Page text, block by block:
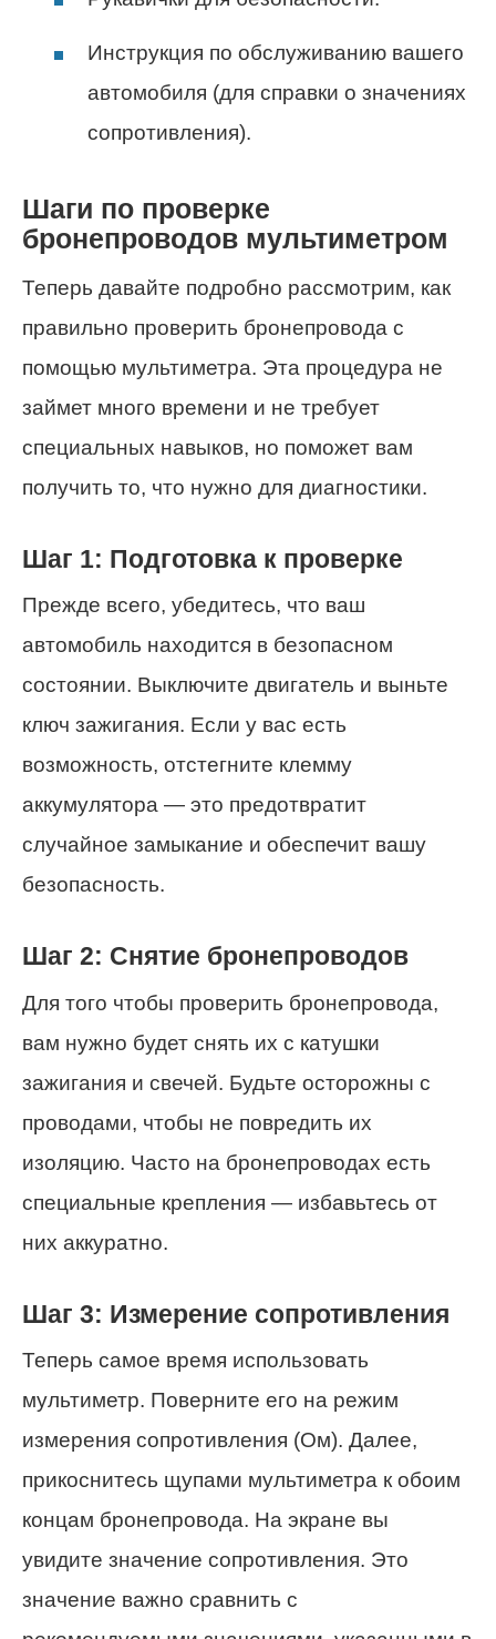
Инструкция по обслуживанию вашего
автомобиля (для справки о значениях
сопротивления).
Шаги по проверке
бронепроводов мультиметром
Теперь давайте подробно рассмотрим, как
правильно проверить бронепровода с
помощью мультиметра. Эта процедура не
займет много времени и не требует
специальных навыков, но поможет вам
получить то, что нужно для диагностики.
Шаг 1: Подготовка к проверке
Прежде всего, убедитесь, что ваш
автомобиль находится в безопасном
состоянии. Выключите двигатель и выньте
ключ зажигания. Если у вас есть
возможность, отстегните клемму
аккумулятора — это предотвратит
случайное замыкание и обеспечит вашу
безопасность.
Шаг 2: Снятие бронепроводов
Для того чтобы проверить бронепровода,
вам нужно будет снять их с катушки
зажигания и свечей. Будьте осторожны с
проводами, чтобы не повредить их
изоляцию. Часто на бронепроводах есть
специальные крепления — избавьтесь от
них аккуратно.
Шаг 3: Измерение сопротивления
Теперь самое время использовать
мультиметр. Поверните его на режим
измерения сопротивления (Ом). Далее,
прикоснитесь щупами мультиметра к обоим
концам бронепровода. На экране вы
увидите значение сопротивления. Это
значение важно сравнить с